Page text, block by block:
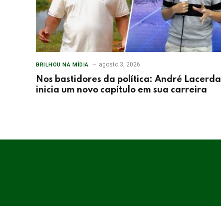
BRILHOU NA MÍDIA agosto 3, 2026
Nos bastidores da política: André Lacerda
inicia um novo capítulo em sua carreira